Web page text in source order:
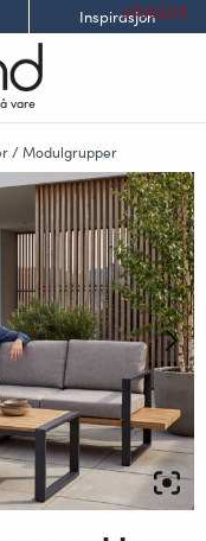
Inspirasjon
vare
/Modulgrupper
UTSOLGT